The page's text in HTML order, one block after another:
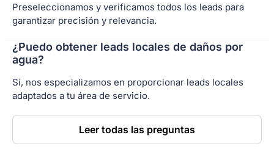
Preseleccionamos y verificamos todos los leads para
garantizar precisión y relevancia.
¿Puedo obtener leads locales de daños por
agua?
Sí, nos especializamos en proporcionar leads locales
adaptados a tu área de servicio.
Leer todas las preguntas